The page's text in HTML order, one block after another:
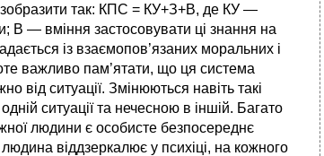
зобразити так: КПС = КУ+З+В, де КУ —
В — вміння застосовувати ці знання на
із взаємопов’язаних моральних і
важливо пам’ятати, що ця система
від ситуації. Змінюються навіть такі
ситуації та нечесною в іншій. Багато
людини є особисте безпосереднє
віддзеркалює у психіці, на кожного